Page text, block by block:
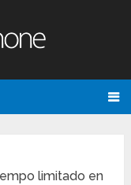
limitado en